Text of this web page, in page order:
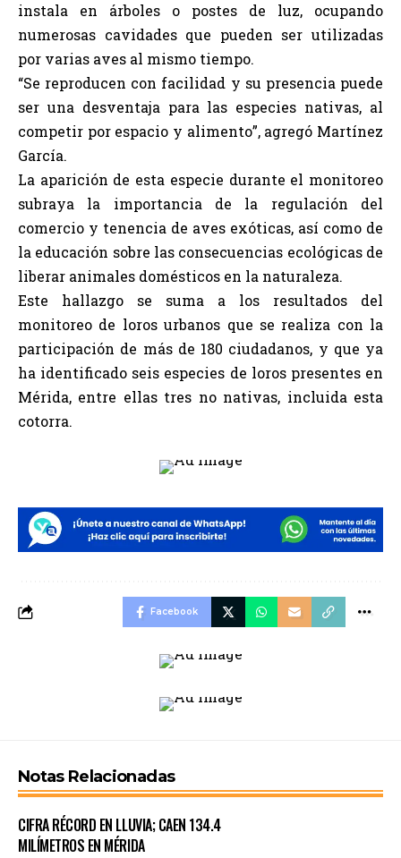
instala en árboles o postes de luz, ocupando
numerosas cavidades que pueden ser utilizadas
por varias aves al mismo tiempo.
“Se reproducen con facilidad y su presencia puede
ser una desventaja para las especies nativas, al
competir por espacio y alimento”, agregó Martínez
García.
La aparición de esta especie durante el monitoreo
subraya la importancia de la regulación del
comercio y tenencia de aves exóticas, así como de
la educación sobre las consecuencias ecológicas de
liberar animales domésticos en la naturaleza.
Este hallazgo se suma a los resultados del
monitoreo de loros urbanos que se realiza con la
participación de más de 180 ciudadanos, y que ya
ha identificado seis especies de loros presentes en
Mérida, entre ellas tres no nativas, incluida esta
cotorra.
Facebook
Notas Relacionadas
CIFRA RÉCORD EN LLUVIA; CAEN 134.4
MILÍMETROS EN MÉRIDA